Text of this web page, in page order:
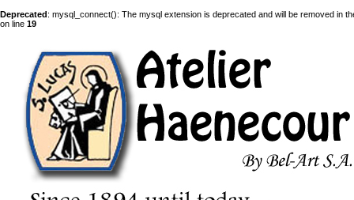
Deprecated: mysql_connect(): The mysql extension is deprecated and will be removed in
on line 19